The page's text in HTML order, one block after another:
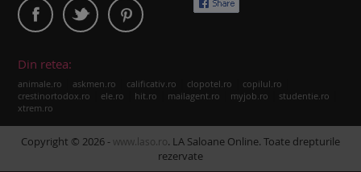
Din retea:
animale.ro askmen.ro calificativ.ro clopotel.ro copilul.ro
crestinortodox.ro ele.ro hit.ro mailagent.ro myjob.ro studentie.ro
xtrem.ro
Copyright © 2026 - www.laso.ro. LA Saloane Online. Toate drepturile
rezervate